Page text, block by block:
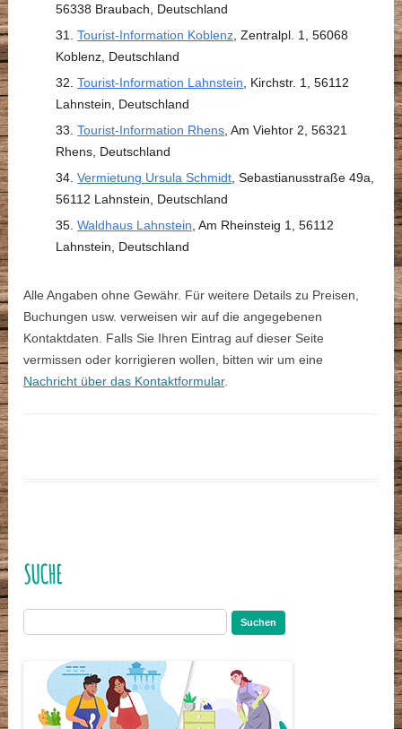
56338 Braubach, Deutschland
Tourist-Information Koblenz, Zentralpl. 1, 56068
Koblenz, Deutschland
Tourist-Information Lahnstein, Kirchstr. 1, 56112
Lahnstein, Deutschland
Tourist-Information Rhens, Am Viehtor 2, 56321
Rhens, Deutschland
Vermietung Ursula Schmidt, Sebastianusstraße 49a,
56112 Lahnstein, Deutschland
Waldhaus Lahnstein, Am Rheinsteig 1, 56112
Lahnstein, Deutschland
Alle Angaben ohne Gewähr. Für weitere Details zu Preisen,
Buchungen usw. verweisen wir auf die angegebenen
Kontaktdaten. Falls Sie Ihren Eintrag auf dieser Seite
vermissen oder korrigieren wollen, bitten wir um eine
Nachricht über das Kontaktformular.
SUCHE
nach: